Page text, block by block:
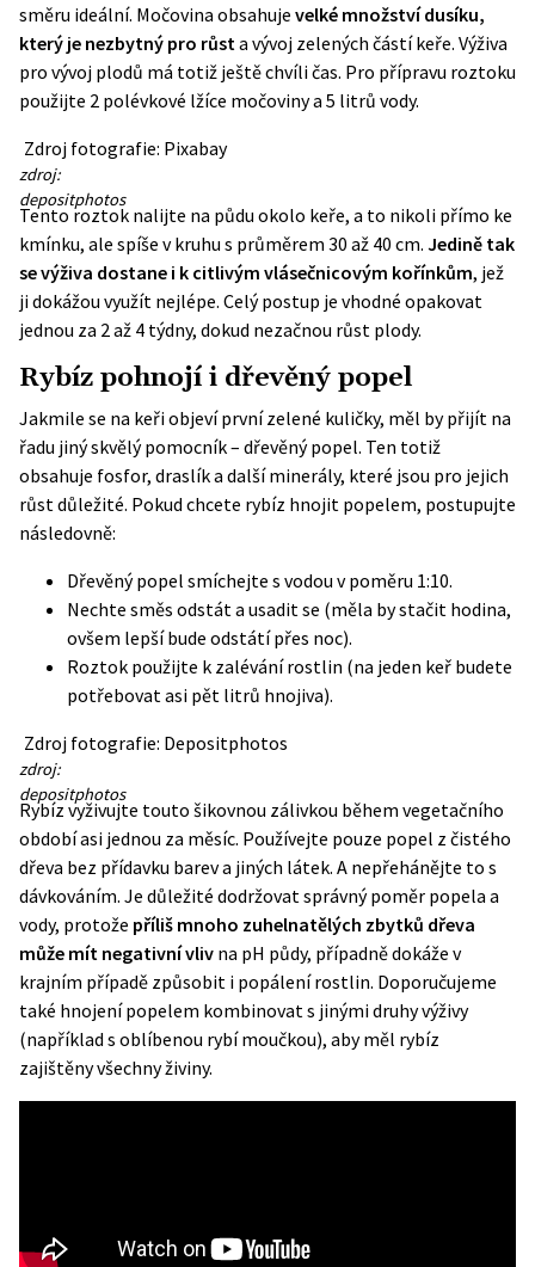
směru ideální. Močovina obsahuje velké množství dusíku,
který je nezbytný pro růsta vývoj zelených částí keře. Výživa
pro vývoj plodů má totiž ještě chvíli čas. Pro přípravu roztoku
použijte 2 polévkové lžíce močoviny a 5 litrů vody.
zdroj:
depositphotos
Zdroj fotografie: Pixabay
Tento roztok nalijte na půdu okolo keře, a to nikoli přímo ke
kmínku, ale spíše v kruhu s průměrem 30 až 40 cm. Jedině tak
se výživa dostane i k citlivým vlásečnicovým kořínkům, jež
ji dokážou využít nejlépe. Celý postup je vhodné opakovat
jednou za 2 až 4 týdny, dokud nezačnou růst plody.
Rybíz pohnojí i dřevěný popel
Jakmile se na keři objeví první zelené kuličky, měl by přijít na
řadu jiný skvělý pomocník – dřevěný popel. Ten totiž
obsahuje fosfor, draslík a další minerály, které jsou pro jejich
růst důležité. Pokud chcete rybíz hnojit popelem, postupujte
následovně:
Dřevěný popel smíchejte s vodou v poměru 1:10.
Nechte směs odstát a usadit se (měla by stačit hodina,
ovšem lepší bude odstátí přes noc).
Roztok použijte k zalévání rostlin (na jeden keř budete
potřebovat asi pět litrů hnojiva).
zdroj:
depositphotos
Zdroj fotografie: Depositphotos
Rybíz vyživujte touto šikovnou zálivkou během vegetačního
období asi jednou za měsíc. Používejte pouze popel z čistého
dřeva bez přídavku barev a jiných látek. A nepřehánějte to s
dávkováním. Je důležité dodržovat správný poměr popela a
vody, protože příliš mnoho zuhelnatělých zbytků dřeva
může mít negativní vliv na pH půdy, případně dokáže v
krajním případě způsobit i popálení rostlin. Doporučujeme
také hnojení popelem kombinovat s jinými druhy výživy
(například s oblíbenou rybí moučkou), aby měl rybíz
zajištěny všechny živiny.